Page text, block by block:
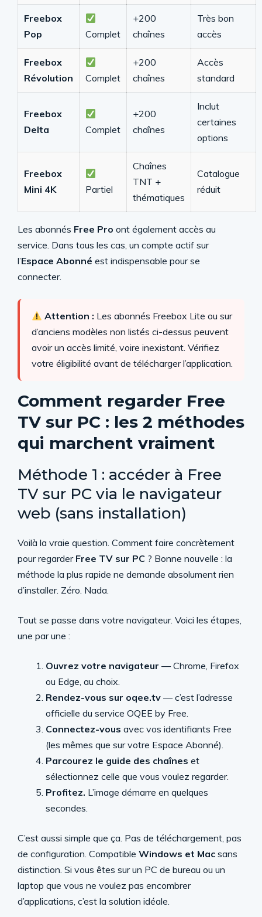
Freebox
Pop
Complet
+200
chaînes
Très bon
accès
Freebox
Révolution
Complet
+200
chaînes
Accès
standard
Freebox
Delta
Complet
+200
chaînes
Inclut
certaines
options
Freebox
Mini 4K
Partiel
Chaînes
TNT +
thématiques
Catalogue
réduit
Les abonnés Free Pro ont également accès au
service. Dans tous les cas, un compte actif sur
l’Espace Abonné est indispensable pour se
connecter.
Attention : Les abonnés Freebox Lite ou sur
d’anciens modèles non listés ci-dessus peuvent
avoir un accès limité, voire inexistant. Vérifiez
votre éligibilité avant de télécharger l’application.
Comment regarder Free
TV sur PC : les 2 méthodes
qui marchent vraiment
Méthode 1 : accéder à Free
TV sur PC via le navigateur
web (sans installation)
Voilà la vraie question. Comment faire concrètement
pour regarder Free TV sur PC ? Bonne nouvelle : la
méthode la plus rapide ne demande absolument rien
d’installer. Zéro. Nada.
Tout se passe dans votre navigateur. Voici les étapes,
une par une :
Ouvrez votre navigateur — Chrome, Firefox
ou Edge, au choix.
Rendez-vous sur oqee.tv — c’est l’adresse
officielle du service OQEE by Free.
Connectez-vous avec vos identifiants Free
(les mêmes que sur votre Espace Abonné).
Parcourez le guide des chaînes et
sélectionnez celle que vous voulez regarder.
Profitez. L’image démarre en quelques
secondes.
C’est aussi simple que ça. Pas de téléchargement, pas
de configuration. Compatible Windows et Mac sans
distinction. Si vous êtes sur un PC de bureau ou un
laptop que vous ne voulez pas encombrer
d’applications, c’est la solution idéale.